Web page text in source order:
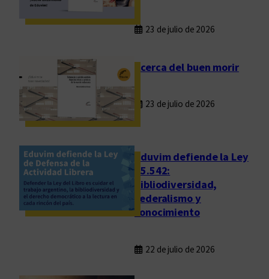
23 de julio de 2026
Acerca del buen morir
23 de julio de 2026
Eduvim defiende la Ley
25.542:
bibliodiversidad,
federalismo y
conocimiento
22 de julio de 2026